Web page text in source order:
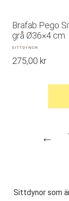
Brafab Pego
grå Ø36×4 cm
SITTDYNOR
275,00 kr
←
Sittdynor som